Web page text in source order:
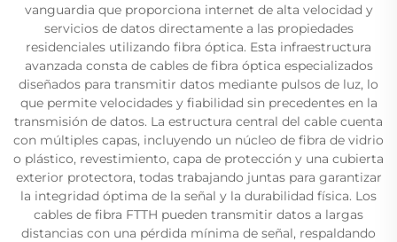
vanguardia que proporciona internet de alta velocidad y
servicios de datos directamente a las propiedades
residenciales utilizando fibra óptica. Esta infraestructura
avanzada consta de cables de fibra óptica especializados
diseñados para transmitir datos mediante pulsos de luz, lo
que permite velocidades y fiabilidad sin precedentes en la
transmisión de datos. La estructura central del cable cuenta
con múltiples capas, incluyendo un núcleo de fibra de vidrio
o plástico, revestimiento, capa de protección y una cubierta
exterior protectora, todas trabajando juntas para garantizar
la integridad óptima de la señal y la durabilidad física. Los
cables de fibra FTTH pueden transmitir datos a largas
distancias con una pérdida mínima de señal, respaldando